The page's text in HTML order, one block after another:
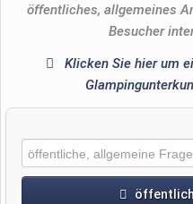
öffentliches, allgemeines
Besucher
Klicken Sie hier um